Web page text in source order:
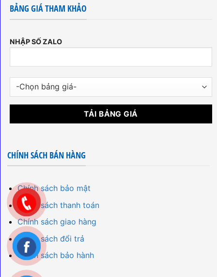
BẢNG GIÁ THAM KHẢO
NHẬP SỐ ZALO
CHÍNH SÁCH BÁN HÀNG
Chính sách bảo mật
Chính sách thanh toán
Chính sách giao hàng
Chính sách đổi trả
Chính sách bảo hành